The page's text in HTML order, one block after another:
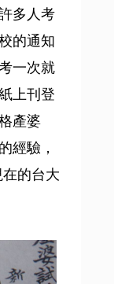
多人考
的通知
一次就
上刊登
產婆
經驗，
的台大